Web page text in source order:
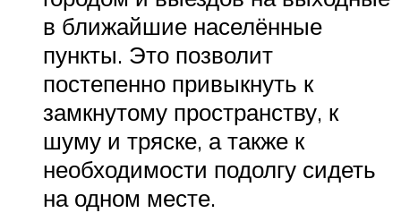
в ближайшие населённые
пункты. Это позволит
постепенно привыкнуть к
замкнутому пространству, к
шуму и тряске, а также к
необходимости подолгу сидеть
на одном месте.